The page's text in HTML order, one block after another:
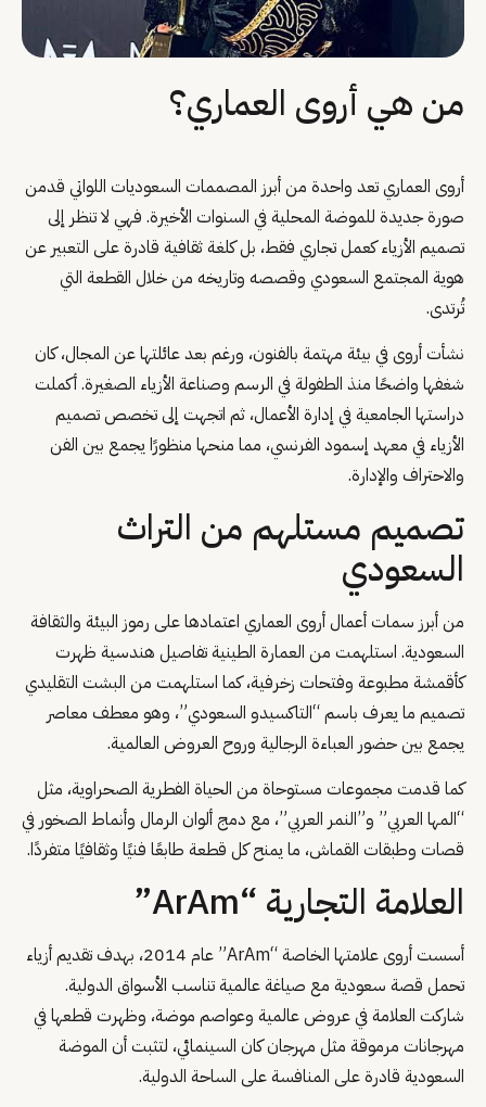
من هي أروى العماري؟
أروى العماري تعد واحدة من أبرز المصممات السعوديات اللواتي قدمن
صورة جديدة للموضة المحلية في السنوات الأخيرة. فهي لا تنظر إلى
تصميم الأزياء كعمل تجاري فقط، بل كلغة ثقافية قادرة على التعبير عن
هوية المجتمع السعودي وقصصه وتاريخه من خلال القطعة التي
تُرتدى.
نشأت أروى في بيئة مهتمة بالفنون، ورغم بعد عائلتها عن المجال، كان
شغفها واضحًا منذ الطفولة في الرسم وصناعة الأزياء الصغيرة. أكملت
دراستها الجامعية في إدارة الأعمال، ثم اتجهت إلى تخصص تصميم
الأزياء في معهد إسمود الفرنسي، مما منحها منظورًا يجمع بين الفن
والاحتراف والإدارة.
تصميم مستلهم من التراث
السعودي
من أبرز سمات أعمال أروى العماري اعتمادها على رموز البيئة والثقافة
السعودية. استلهمت من العمارة الطينية تفاصيل هندسية ظهرت
كأقمشة مطبوعة وفتحات زخرفية، كما استلهمت من البشت التقليدي
تصميم ما يعرف باسم “التاكسيدو السعودي”، وهو معطف معاصر
يجمع بين حضور العباءة الرجالية وروح العروض العالمية.
كما قدمت مجموعات مستوحاة من الحياة الفطرية الصحراوية، مثل
“المها العربي” و”النمر العربي”، مع دمج ألوان الرمال وأنماط الصخور في
قصات وطبقات القماش، ما يمنح كل قطعة طابعًا فنيًا وثقافيًا متفردًا.
العلامة التجارية “ArAm”
أسست أروى علامتها الخاصة “ArAm” عام 2014، بهدف تقديم أزياء
تحمل قصة سعودية مع صياغة عالمية تناسب الأسواق الدولية.
شاركت العلامة في عروض عالمية وعواصم موضة، وظهرت قطعها في
مهرجانات مرموقة مثل مهرجان كان السينمائي، لتثبت أن الموضة
السعودية قادرة على المنافسة على الساحة الدولية.